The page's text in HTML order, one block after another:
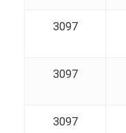
3097
3097
3097